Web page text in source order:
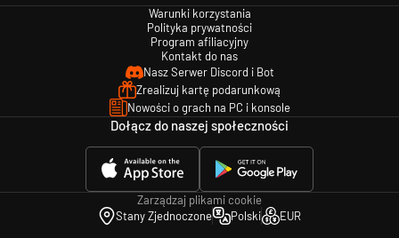
Warunki korzystania
Polityka prywatności
Program afiliacyjny
Kontakt do nas
Nasz Serwer Discord i Bot
Zrealizuj kartę podarunkową
Nowości o grach na PC i konsole
Dołącz do naszej społeczności
Zarządzaj plikami cookie
Stany Zjednoczone
Polski EUR